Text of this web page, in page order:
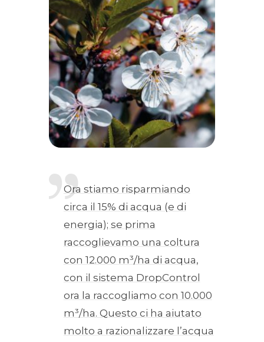
Ora stiamo risparmiando
circa il 15% di acqua (e di
energia); se prima
raccoglievamo una coltura
con 12.000 m³/ha di acqua,
con il sistema DropControl
ora la raccogliamo con 10.000
m³/ha. Questo ci ha aiutato
molto a razionalizzare l’acqua